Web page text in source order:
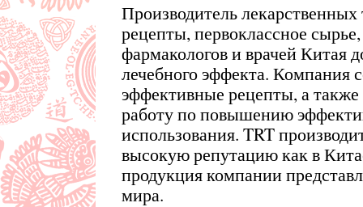
Производитель
рецепты, первоклассное
фармакологов и врачей Китая
лечебного эффекта. Компания
эффективные рецепты, а
работу по повышению
использования. TRT
высокую репутацию как в
продукция компании
мира.